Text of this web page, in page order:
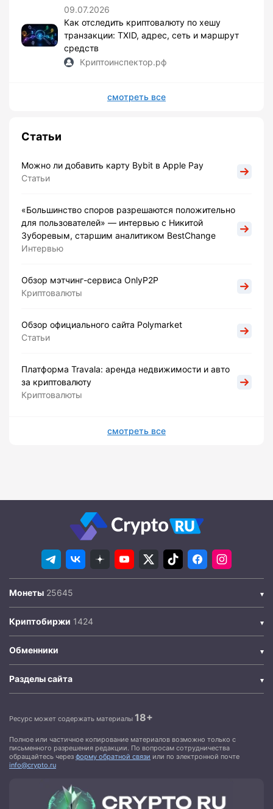
09.07.2026
Как отследить криптовалюту по хешу
транзакции: TXID, адрес, сеть и маршрут
средств
Криптоинспектор.рф
смотреть все
Статьи
Можно ли добавить карту Bybit в Apple Pay
Статьи
«Большинство споров разрешаются положительно
для пользователей» — интервью с Никитой
Зуборевым, старшим аналитиком BestChange
Интервью
Обзор мэтчинг-сервиса OnlyP2P
Криптовалюты
Обзор официального сайта Polymarket
Статьи
Платформа Travala: аренда недвижимости и авто
за криптовалюту
Криптовалюты
смотреть все
Монеты
Криптобиржи
Обменники
Разделы сайта
Ресурс может содержать материалы 18+
Полное или частичное копирование материалов возможно только с
письменного разрешения редакции. По вопросам сотрудничества
обращайтесь через форму обратной связи или по электронной почте
info@crypto.ru